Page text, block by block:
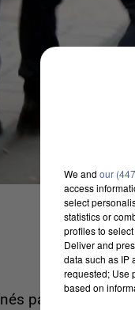
par le tribunal
We and our
access
select
statistics or
profiles to
Deliver and
data such as IP
requested; Use
based on